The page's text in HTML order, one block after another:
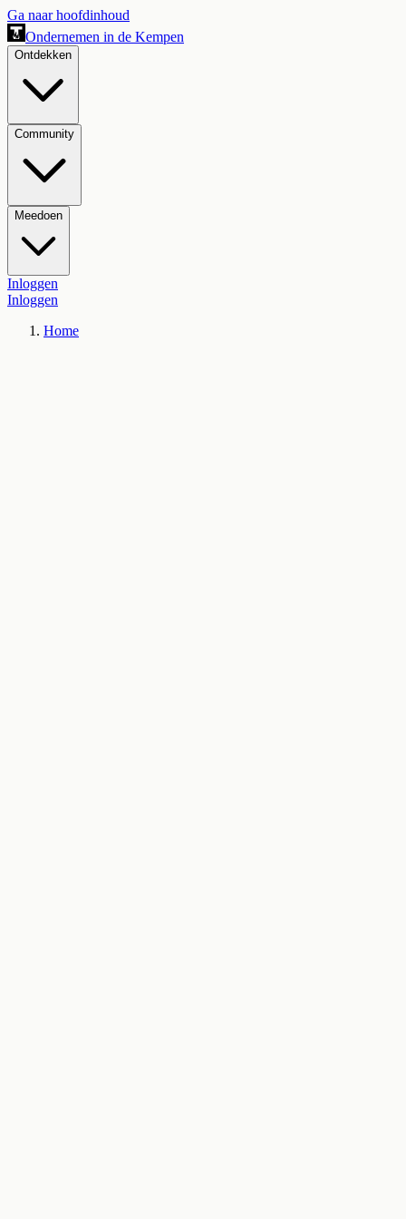
Ga naar hoofdinhoud
Ondernemen in de Kempen
Ontdekken
Community
Meedoen
Inloggen
Inloggen
Home